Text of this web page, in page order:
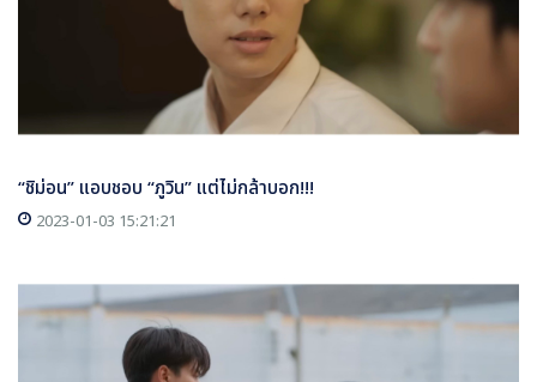
“ชิม่อน” แอบชอบ “ภูวิน” แต่ไม่กล้าบอก!!!
2023-01-03 15:21:21